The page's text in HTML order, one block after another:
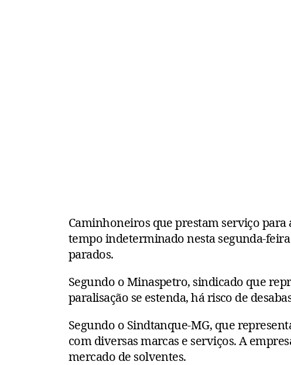
Caminhoneiros que prestam serviço
tempo indeterminado nesta segunda-
parados.
Segundo o Minaspetro, sindicado que
paralisação se estenda, há risco de
Segundo o Sindtanque-MG, que
com diversas marcas e serviços. A
mercado de solventes.